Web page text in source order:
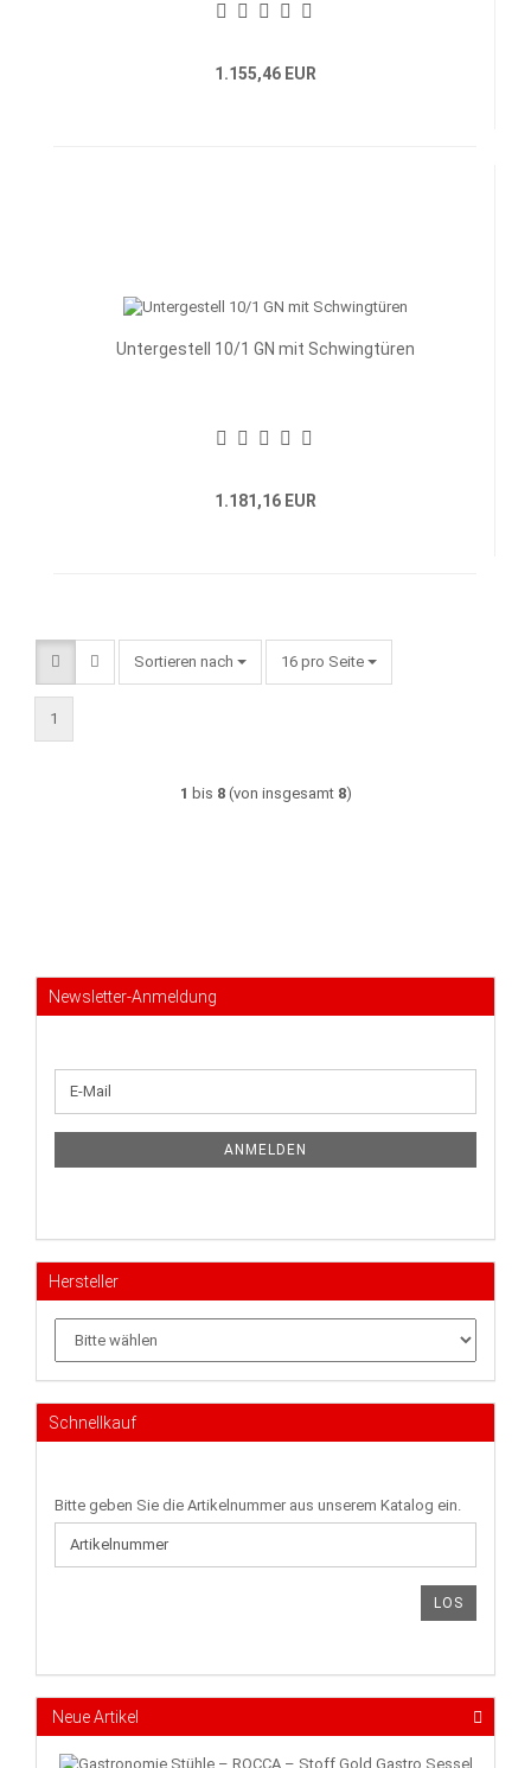
1.155,46 EUR
Untergestell 10/1 GN mit Schwingtüren
1.181,16 EUR
Sortieren nach
Sortieren nach 16 pro Seite
pro Seite
1
1 bis 8(von insgesamt 8)
Newsletter-Anmeldung
ZUR
NEWSLETTER-
E-
Mail
ANMELDEN
Hersteller
Schnellkauf
BITTE
GEBEN
SIE
DIE
EIN.
Bitte geben Sie die Artikelnummer aus unserem Katalog ein.
LOS
Neue Artikel